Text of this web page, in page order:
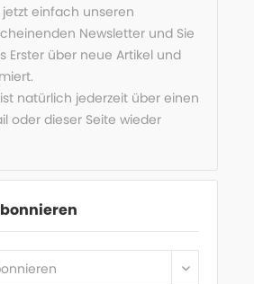
einfach unseren
Newsletter und Sie
Erster über neue Artikel und
natürlich jederzeit über einen
oder dieser Seite wieder